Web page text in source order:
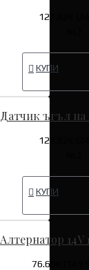
127.82€
КУПИ
Датчик ъгъл на
127.82€
КУПИ
Алтернатор 14V
76.69€